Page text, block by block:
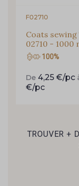
F02710
Coats
02710 - 1000
100%
De 4,25 €/pc
€/pc
TROUVER +
Recevez
nouveautés,